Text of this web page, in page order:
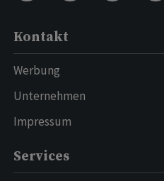
Kontakt
Werbung
Unternehmen
Impressum
Services